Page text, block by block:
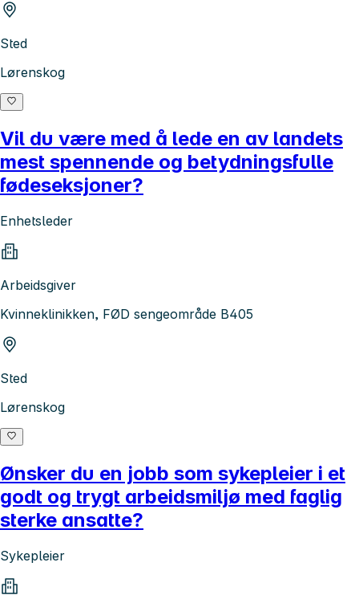
Sted
Lørenskog
Vil du være med å lede en av landets
mest spennende og betydningsfulle
fødeseksjoner?
Enhetsleder
Arbeidsgiver
Kvinneklinikken, FØD sengeområde B405
Sted
Lørenskog
Ønsker du en jobb som sykepleier i et
godt og trygt arbeidsmiljø med faglig
sterke ansatte?
Sykepleier